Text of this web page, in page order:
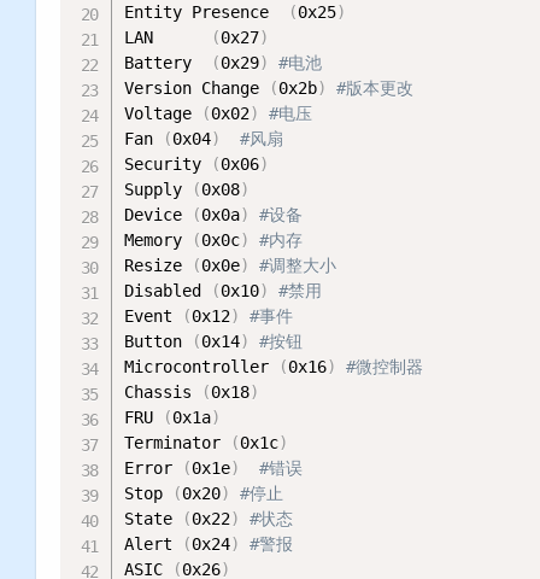
Entity Presence
(0x25)
LAN
(0x27)
Battery
(0x29)
#电池
Version Change
(0x2b)
#版本更改
Voltage
(0x02)
#电压
Fan
(0x04)
#风扇
Security
(0x06)
Supply
(0x08)
Device
(0x0a)
#设备
Memory
(0x0c)
#内存
Resize
(0x0e)
#调整大小
Disabled
(0x10)
#禁用
Event
(0x12)
#事件
Button
(0x14)
#按钮
Microcontroller
(0x16)
#微控制器
Chassis
(0x18)
FRU
(0x1a)
Terminator
(0x1c)
Error
(0x1e)
#错误
Stop
(0x20)
#停止
State
(0x22)
#状态
Alert
(0x24)
#警报
ASIC
(0x26)